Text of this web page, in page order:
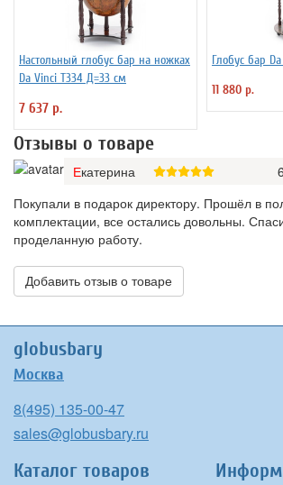
Настольный глобус бар на ножках
Da Vinci T334 Д=33 см
7 637 р.
Глобус бар
11 880 р.
Отзывы о товаре
Екатерина
Покупали в подарок директору. Прошёл в
комплектации, все остались довольны.
проделанную работу.
Добавить отзыв о товаре
globusbary
Москва
8(495) 135-00-47
sales@globusbary.ru
Каталог товаров